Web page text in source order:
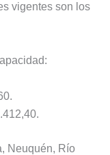
vigentes son los
Neuquén, Río